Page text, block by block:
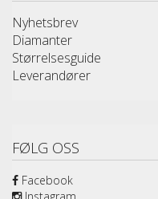
Nyhetsbrev
Diamanter
Størrelsesguide
Leverandører
FØLG OSS
Facebook